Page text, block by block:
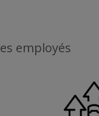
employés